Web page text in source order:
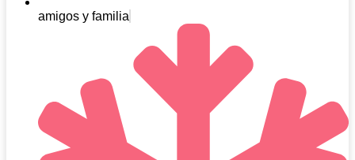
amigos y familia